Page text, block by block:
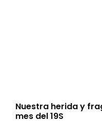
Nuestra herida y
mes del 19S